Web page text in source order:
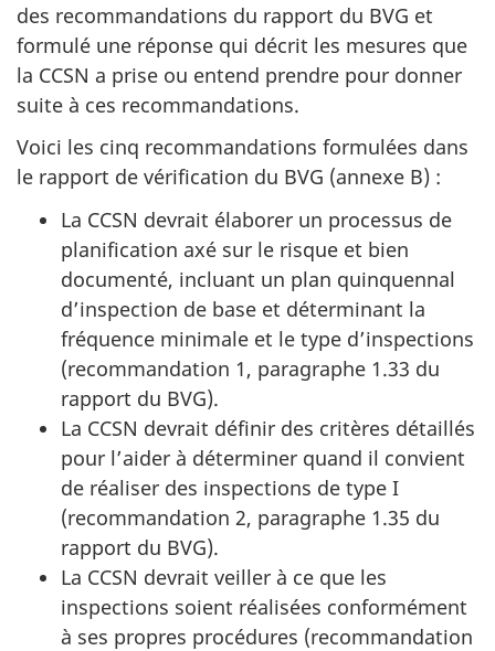
des recommandations du rapport du BVG et
formulé une réponse qui décrit les mesures que
la CCSN a prise ou entend prendre pour donner
suite à ces recommandations.
Voici les cinq recommandations formulées dans
le rapport de vérification du BVG (annexe B) :
La CCSN devrait élaborer un processus de
planification axé sur le risque et bien
documenté, incluant un plan quinquennal
d’inspection de base et déterminant la
fréquence minimale et le type d’inspections
(recommandation 1, paragraphe 1.33 du
rapport du BVG).
La CCSN devrait définir des critères détaillés
pour l’aider à déterminer quand il convient
de réaliser des inspections de type I
(recommandation 2, paragraphe 1.35 du
rapport du BVG).
La CCSN devrait veiller à ce que les
inspections soient réalisées conformément
à ses propres procédures (recommandation